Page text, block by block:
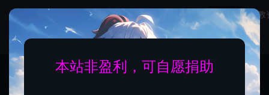
全部 专四专八 教招类 教
本站非盈利，可自愿捐助